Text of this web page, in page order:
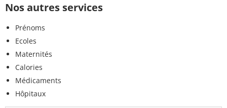
Nos autres services
Prénoms
Ecoles
Maternités
Calories
Médicaments
Hôpitaux